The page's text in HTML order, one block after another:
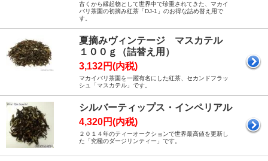
古くから縁起物として世界中で珍重されてきた、マカイ
バリ茶園の初摘み紅茶「DJ-1」のお得な詰め替え用で
す。
夏摘みヴィンテージ マスカテル
１００ｇ（詰替え用）
3,132円(内税)
マカイバリ茶園を一躍有名にした紅茶、セカンドフラッ
シュ「マスカテル」です。
シルバーティップス・インペリアル
4,320円(内税)
２０１４年のティーオークションで世界最高値を更新し
た「究極のダージリンティー」です。